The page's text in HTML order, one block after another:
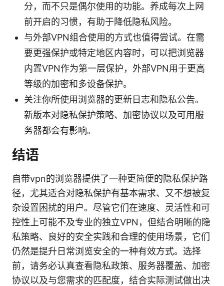
分，而不只是偶尔使用的功能。养成每次上网
前开启的习惯，有助于降低隐私风险。
与外部VPN组合使用的方式也值得尝试。在需
要更强保护或特定地区内容时，可以把浏览器
内置VPN作为第一层保护，外部VPN用于更高
等级的加密和多设备保护。
关注你所使用浏览器的更新日志和隐私公告。
新版本对隐私保护策略、加密协议以及可用服
务器都会有影响。
结语
自带vpn的浏览器提供了一种更简便的隐私保护路
径，尤其适合对隐私保护有基本需求、又不想被复
杂设置困扰的用户。尽管它们在速度、灵活性和可
控性上可能不及专业的独立VPN，但结合明晰的隐
私策略、良好的安全实践和合理的使用场景，它们
仍然是提升日常浏览安全的一种有效方式。选择
前，请务必认真查看隐私政策、服务器覆盖、加密
协议以及与您需求的匹配度，结合实际测试做出决